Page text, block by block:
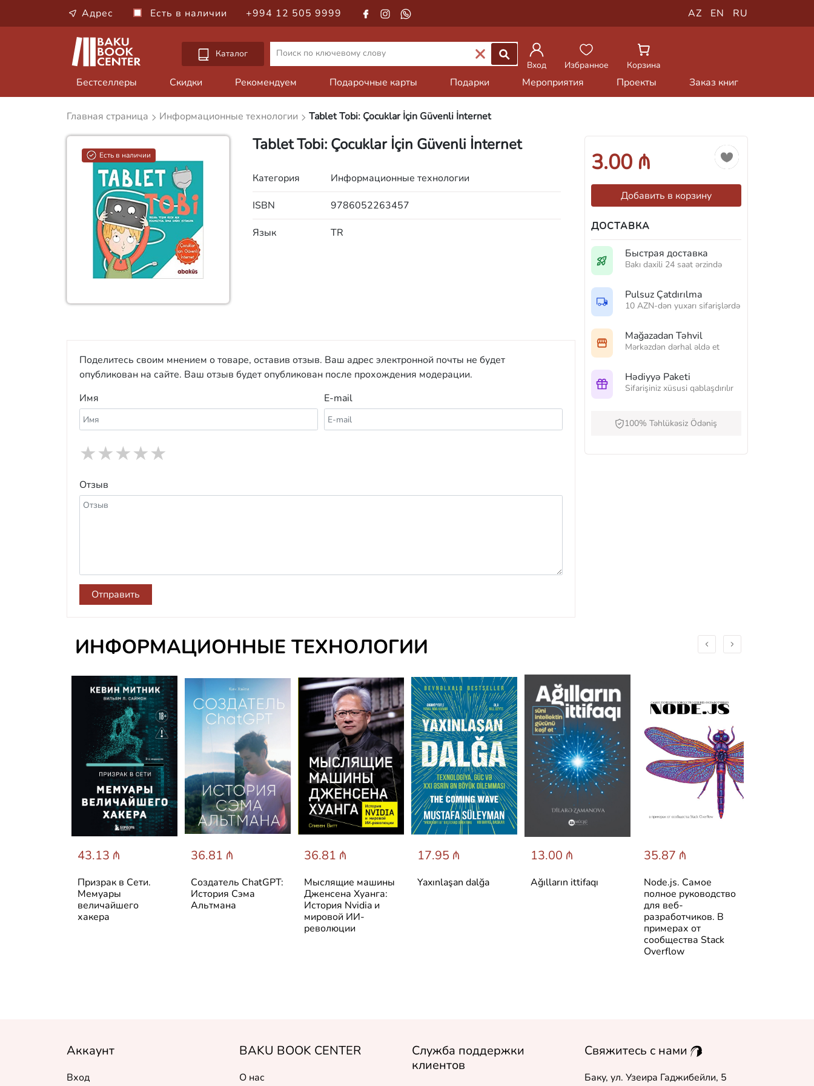
Адрес Есть в наличии +994 12 505 9999 AZ EN RU
Каталог
Вход
Избранное Корзина
Бестселлеры Скидки Рекомендуем Подарочные карты Подарки Мероприятия Проекты Заказ книг
Главная страница Информационные технологии Tablet Tobi: Çocuklar İçin Güvenli İnternet
Есть в наличии
Tablet Tobi: Çocuklar İçin Güvenli İnternet
Категория Информационные технологии
ISBN 9786052263457
Язык TR
Поделитесь своим мнением о товаре, оставив отзыв. Ваш адрес электронной почты не будет
опубликован на сайте. Ваш отзыв будет опубликован после прохождения модерации.
Имя
E-mail
★
★
★
★
★
Отзыв
Отправить
3.00 ₼
Добавить в корзину
ДОСТАВКА
Быстрая доставка
Bakı daxili 24 saat ərzində
Pulsuz Çatdırılma
10 AZN-dən yuxarı sifarişlərdə
Mağazadan Təhvil
Mərkəzdən dərhal əldə et
Hədiyyə Paketi
Sifarişiniz xüsusi qablaşdırılır
100% Təhlükəsiz Ödəniş
ИНФОРМАЦИОННЫЕ ТЕХНОЛОГИИ
43.13 ₼
Призрак в Сети.
Мемуары
величайшего
хакера
36.81 ₼
Создатель ChatGPT:
История Сэма
Альтмана
36.81 ₼
Мыслящие машины
Дженсена Хуанга:
История Nvidia и
мировой ИИ-
революции
17.95 ₼
Yaxınlaşan dalğa
13.00 ₼
Ağılların ittifaqı
35.87 ₼
Node.js. Самое
полное руководство
для веб-
разработчиков. В
примерах от
сообщества Stack
Overflow
Аккаунт
Вход
BAKU BOOK CENTER
О нас
Служба поддержки
клиентов
Свяжитесь с нами
Баку, ул. Узеира Гаджибейли, 5